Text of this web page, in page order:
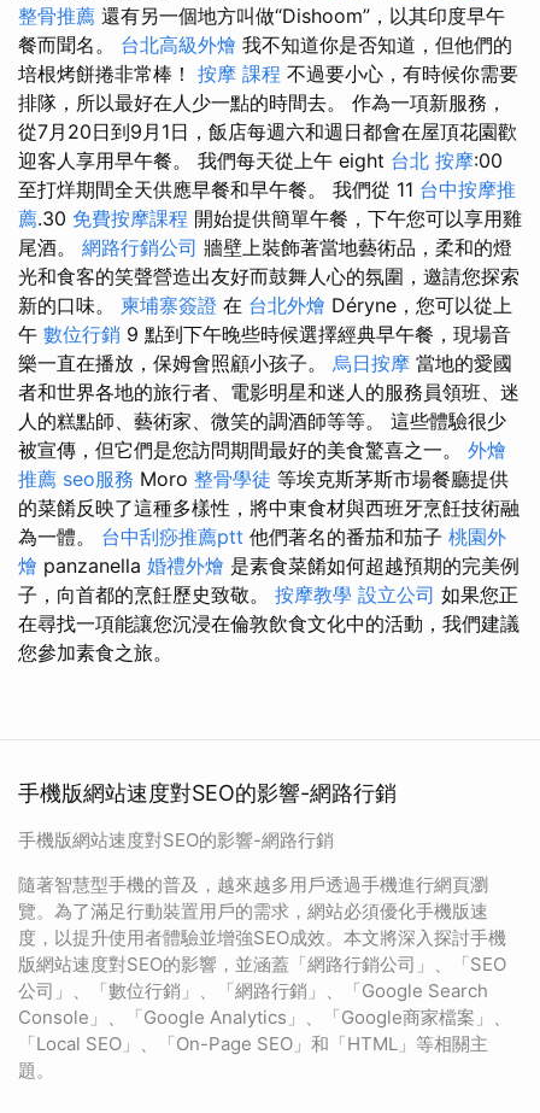
整骨推薦 還有另一個地方叫做“Dishoom”，以其印度早午
餐而聞名。 台北高級外燴 我不知道你是否知道，但他們的
培根烤餅捲非常棒！ 按摩 課程 不過要小心，有時候你需要
排隊，所以最好在人少一點的時間去。 作為一項新服務，
從7月20日到9月1日，飯店每週六和週日都會在屋頂花園歡
迎客人享用早午餐。 我們每天從上午 eight 台北 按摩:00
至打烊期間全天供應早餐和早午餐。 我們從 11 台中按摩推
薦.30 免費按摩課程 開始提供簡單午餐，下午您可以享用雞
尾酒。 網路行銷公司 牆壁上裝飾著當地藝術品，柔和的燈
光和食客的笑聲營造出友好而鼓舞人心的氛圍，邀請您探索
新的口味。 柬埔寨簽證 在 台北外燴 Déryne，您可以從上
午 數位行銷 9 點到下午晚些時候選擇經典早午餐，現場音
樂一直在播放，保姆會照顧小孩子。 烏日按摩 當地的愛國
者和世界各地的旅行者、電影明星和迷人的服務員領班、迷
人的糕點師、藝術家、微笑的調酒師等等。 這些體驗很少
被宣傳，但它們是您訪問期間最好的美食驚喜之一。 外燴
推薦 seo服務 Moro 整骨學徒 等埃克斯茅斯市場餐廳提供
的菜餚反映了這種多樣性，將中東食材與西班牙烹飪技術融
為一體。 台中刮痧推薦ptt 他們著名的番茄和茄子 桃園外
燴 panzanella 婚禮外燴 是素食菜餚如何超越預期的完美例
子，向首都的烹飪歷史致敬。 按摩教學 設立公司 如果您正
在尋找一項能讓您沉浸在倫敦飲食文化中的活動，我們建議
您參加素食之旅。
手機版網站速度對SEO的影響-網路行銷
手機版網站速度對SEO的影響-網路行銷
隨著智慧型手機的普及，越來越多用戶透過手機進行網頁瀏
覽。為了滿足行動裝置用戶的需求，網站必須優化手機版速
度，以提升使用者體驗並增強SEO成效。本文將深入探討手機
版網站速度對SEO的影響，並涵蓋「網路行銷公司」、「SEO
公司」、「數位行銷」、「網路行銷」、「Google Search
Console」、「Google Analytics」、「Google商家檔案」、
「Local SEO」、「On-Page SEO」和「HTML」等相關主
題。